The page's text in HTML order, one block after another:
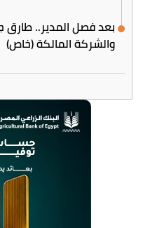
بعد فصل المدير..
والشركة المالكة (خاص)